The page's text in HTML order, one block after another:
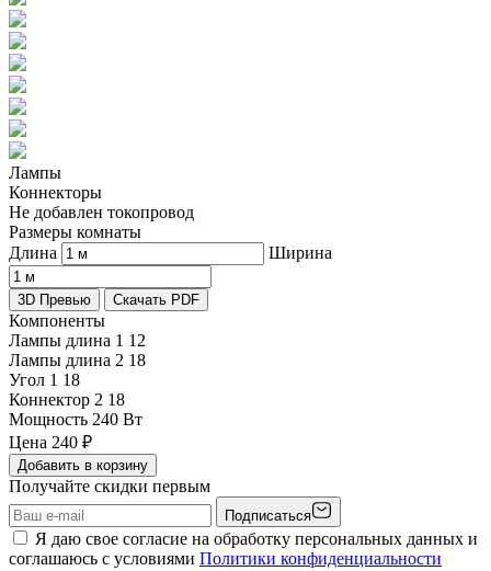
Лампы
Коннекторы
Не добавлен токопровод
Размеры комнаты
Длина
Ширина
3D Превью Скачать PDF
Компоненты
Лампы длина 1 12
Лампы длина 2 18
Угол 1 18
Коннектор 2 18
Мощность 240 Вт
Цена 240 ₽
Добавить в корзину
Получайте скидки первым
Подписаться
Я даю свое согласие на обработку персональных данных и
соглашаюсь с условиями Политики конфиденциальности